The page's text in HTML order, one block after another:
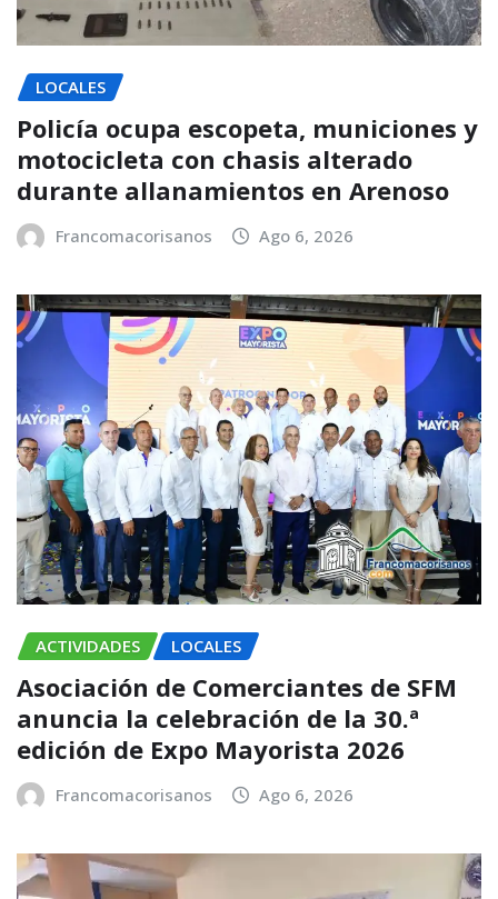
LOCALES
Policía ocupa escopeta, municiones y
motocicleta con chasis alterado
durante allanamientos en Arenoso
Francomacorisanos Ago 6, 2026
ACTIVIDADES LOCALES
Asociación de Comerciantes de SFM
anuncia la celebración de la 30.ª
edición de Expo Mayorista 2026
Francomacorisanos Ago 6, 2026